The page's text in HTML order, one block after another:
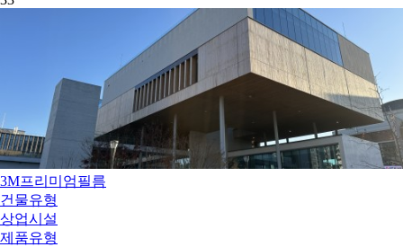
3M프리미엄필름
건물유형
상업시설
제품유형